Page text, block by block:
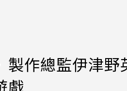
製作總監伊津
戲